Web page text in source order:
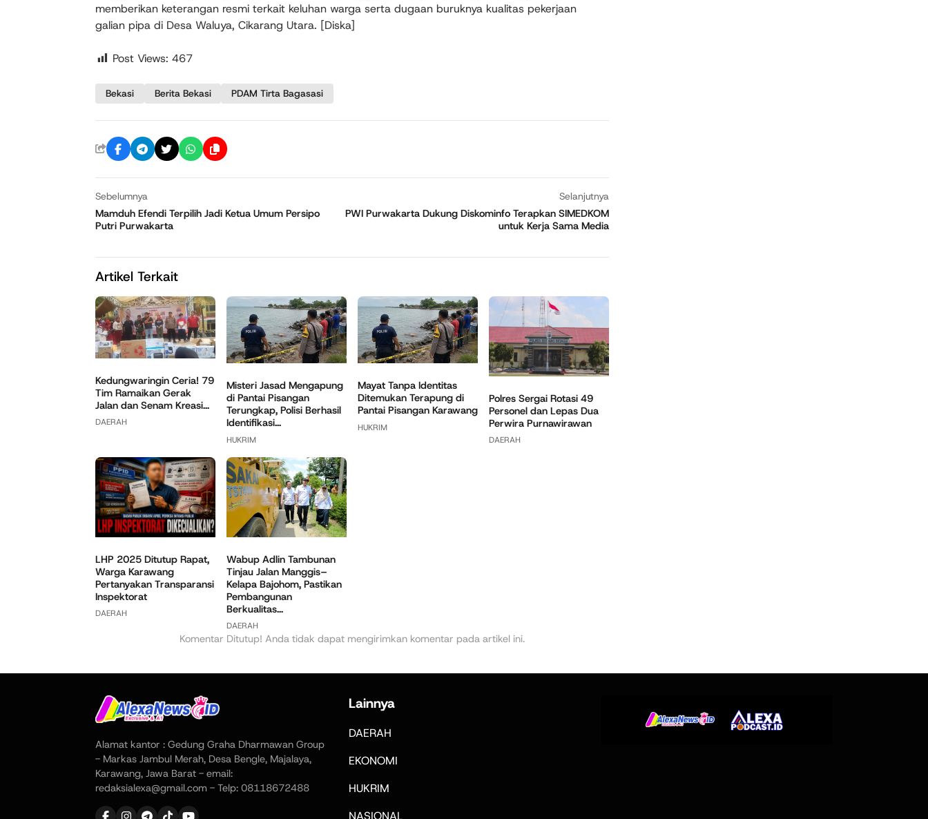
memberikan keterangan resmi terkait keluhan warga serta dugaan buruknya kualitas pekerjaan
galian pipa di Desa Waluya, Cikarang Utara. [Diska]
Post Views: 467
Bekasi Berita Bekasi PDAM Tirta Bagasasi
Sebelumnya
Mamduh Efendi Terpilih Jadi Ketua Umum Persipo
Putri Purwakarta
Selanjutnya
PWI Purwakarta Dukung Diskominfo Terapkan SIMEDKOM
untuk Kerja Sama Media
Artikel Terkait
Kedungwaringin Ceria! 79
Tim Ramaikan Gerak
Jalan dan Senam Kreasi...
DAERAH
Misteri Jasad Mengapung
di Pantai Pisangan
Terungkap, Polisi Berhasil
Identifikasi...
HUKRIM
Mayat Tanpa Identitas
Ditemukan Terapung di
Pantai Pisangan Karawang
HUKRIM
Polres Sergai Rotasi 49
Personel dan Lepas Dua
Perwira Purnawirawan
DAERAH
LHP 2025 Ditutup Rapat,
Warga Karawang
Pertanyakan Transparansi
Inspektorat
DAERAH
Wabup Adlin Tambunan
Tinjau Jalan Manggis–
Kelapa Bajohom, Pastikan
Pembangunan
Berkualitas...
DAERAH
Komentar Ditutup! Anda tidak dapat mengirimkan komentar pada artikel ini.
Alamat kantor : Gedung Graha Dharmawan Group
- Markas Jambul Merah, Desa Bengle, Majalaya,
Karawang, Jawa Barat - email:
redaksialexa@gmail.com - Telp: 08118672488
Lainnya
DAERAH
EKONOMI
HUKRIM
NASIONAL